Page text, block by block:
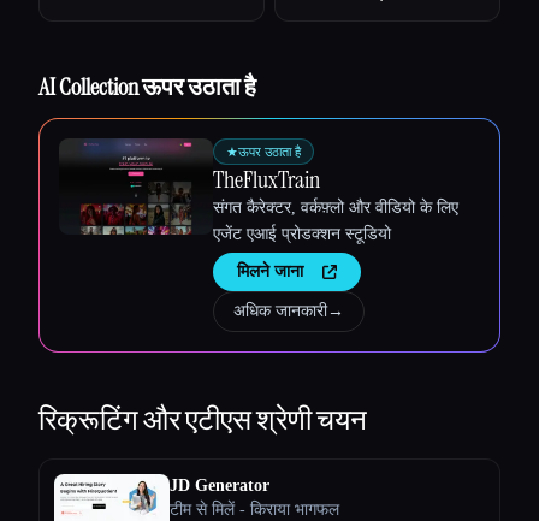
Esc
AI Collection ऊपर उठाता है
★ऊपर उठाता है
TheFluxTrain
संगत कैरेक्टर, वर्कफ़्लो और वीडियो के लिए
एजेंट एआई प्रोडक्शन स्टूडियो
मिलने जाना
अधिक जानकारी→
रिक्रूटिंग और एटीएसश्रेणी चयन
JD Generator
टीम से मिलें - किराया भागफल